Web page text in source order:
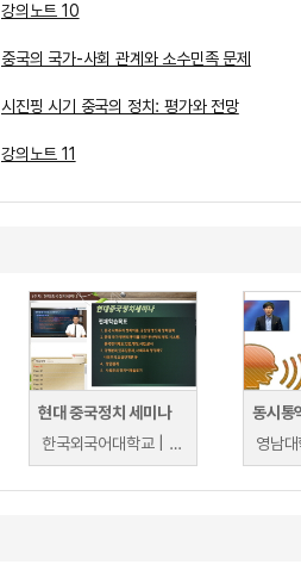
강의노트 10
중국의 국가-사회 관계와 소수민족 문제
시진핑 시기 중국의 정치: 평가와 전망
강의노트 11
현대 중국정치 세미나
한국외국어대학교 | 남종호
동시통
영남